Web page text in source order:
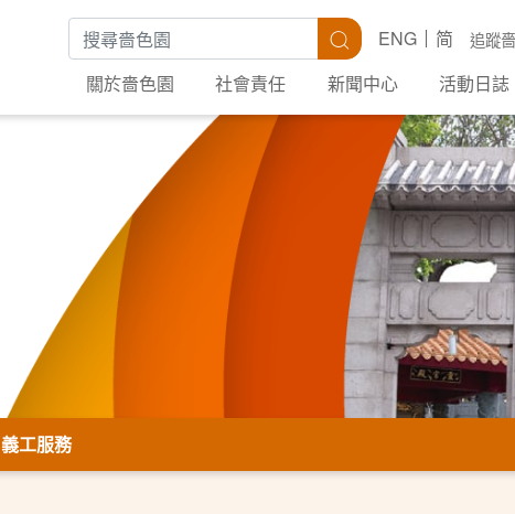
搜尋關鍵字 搜尋 追蹤
ENG
简
關於嗇色園
社會責任 新聞中心 活動日誌
義工服務